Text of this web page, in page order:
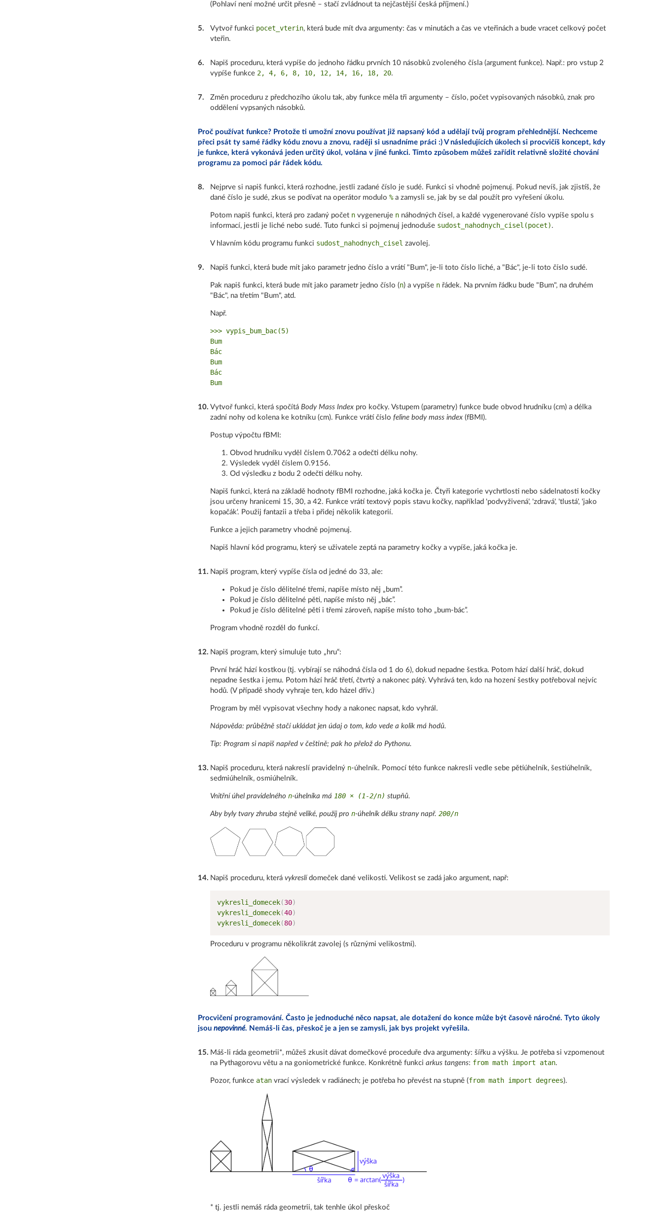
(Pohlaví není možné určit přesně – stačí zvládnout ta nejčastější česká příjmení.)
5. Vytvoř funkci pocet_vterin, která bude mít dva argumenty: čas v minutách a čas ve vteřinách a bude vracet celkový počet
vteřin.
6.
Napiš proceduru, která vypíše do jednoho řádku prvních 10 násobků zvoleného čísla (argument funkce). Např.: pro vstup 2
vypíše funkce 2, 4, 6, 8, 10, 12, 14, 16, 18, 20.
7.
Změn proceduru z předchozího úkolu tak, aby funkce měla tři argumenty – číslo, počet vypisovaných násobků, znak pro
oddělení vypsaných násobků.
Proč používat funkce? Protože ti umožní znovu používat již napsaný kód a udělají tvůj program přehlednější. Nechceme
přeci psát ty samé řádky kódu znovu a znovu, raději si usnadníme práci :) V následujících úkolech si procvičíš koncept, kdy
je funkce, která vykonává jeden určitý úkol, volána v jiné funkci. Tímto způsobem můžeš zařídit relativně složité chování
programu za pomoci pár řádek kódu.
8.
Nejprve si napiš funkci, která rozhodne, jestli zadané číslo je sudé. Funkci si vhodně pojmenuj. Pokud nevíš, jak zjistíš, že
dané číslo je sudé, zkus se podívat na operátor modulo %a zamysli se, jak by se dal použít pro vyřešení úkolu.
Potom napiš funkci, která pro zadaný počet nvygeneruje nnáhodných čísel, a každé vygenerované číslo vypíše spolu s
informací, jestli je liché nebo sudé. Tuto funkci si pojmenuj jednoduše sudost_nahodnych_cisel(pocet) .
V hlavním kódu programu funkci sudost_nahodnych_cisel zavolej.
9. Napiš funkci, která bude mít jako parametr jedno číslo a vrátí "Bum", je-li toto číslo liché, a "Bác", je-li toto číslo sudé.
Pak napiš funkci, která bude mít jako parametr jedno číslo (n) a vypíše nřádek. Na prvním řádku bude "Bum", na druhém
"Bác", na třetím "Bum", atd.
Např.
>>> vypis_bum_bac(5)
Bum
Bác
Bum
Bác
Bum
10. Vytvoř funkci, která spočítá Body Mass Indexpro kočky. Vstupem (parametry) funkce bude obvod hrudníku (cm) a délka
zadní nohy od kolena ke kotníku (cm). Funkce vrátí číslo feline body mass index(fBMI).
Postup výpočtu fBMI:
Obvod hrudníku vyděl číslem 0.7062 a odečti délku nohy.
Výsledek vyděl číslem 0.9156.
Od výsledku z bodu 2 odečti délku nohy.
Napiš funkci, která na základě hodnoty fBMI rozhodne, jaká kočka je. Čtyři kategorie vychrtlosti nebo sádelnatosti kočky
jsou určeny hranicemi 15, 30, a 42. Funkce vrátí textový popis stavu kočky, například 'podvyživená', 'zdravá', 'tlustá', 'jako
kopačák'. Použij fantazii a třeba i přidej několik kategorií.
Funkce a jejich parametry vhodně pojmenuj.
Napiš hlavní kód programu, který se uživatele zeptá na parametry kočky a vypíše, jaká kočka je.
11. Napiš program, který vypíše čísla od jedné do 33, ale:
Pokud je číslo dělitelné třemi, napíše místo něj „bum”.
Pokud je číslo dělitelné pěti, napíše místo něj „bác”.
Pokud je číslo dělitelné pěti i třemi zároveň, napíše místo toho „bum-bác”.
Program vhodně rozděl do funkcí.
12. Napiš program, který simuluje tuto „hru“:
První hráč hází kostkou (tj. vybírají se náhodná čísla od 1 do 6), dokud nepadne šestka. Potom hází další hráč, dokud
nepadne šestka i jemu. Potom hází hráč třetí, čtvrtý a nakonec pátý. Vyhrává ten, kdo na hození šestky potřeboval nejvíc
hodů. (V případě shody vyhraje ten, kdo házel dřív.)
Program by měl vypisovat všechny hody a nakonec napsat, kdo vyhrál.
Nápověda: průběžně stačí ukládat jen údaj o tom, kdo vede a kolik má hodů.
Tip: Program si napiš napřed v češtině; pak ho přelož do Pythonu.
13. Napiš proceduru, která nakreslí pravidelný n-úhelník. Pomocí této funkce nakresli vedle sebe pětiúhelník, šestiúhelník,
sedmiúhelník, osmiúhelník.
Vnitřní úhel pravidelného n-úhelníka má 180 × (1-2/n) stupňů.
Aby byly tvary zhruba stejně veliké, použij pro n-úhelník délku strany např. 200/n
14. Napiš proceduru, která vykreslídomeček dané velikosti. Velikost se zadá jako argument, např:
vykresli_domecek(30)
vykresli_domecek(40)
vykresli_domecek(80)
Proceduru v programu několikrát zavolej (s různými velikostmi).
Procvičení programování. Často je jednoduché něco napsat, ale dotažení do konce může být časově náročné. Tyto úkoly
jsou nepovinné. Nemáš-li čas, přeskoč je a jen se zamysli, jak bys projekt vyřešila.
15. Máš-li ráda geometrii*, můžeš zkusit dávat domečkové proceduře dva argumenty: šířku a výšku. Je potřeba si vzpomenout
na Pythagorovu větu a na goniometrické funkce. Konkrétně funkci arkus tangens: from math import atan.
Pozor, funkce atanvrací výsledek v radiánech; je potřeba ho převést na stupně (from math import degrees).
* tj. jestli nemáš ráda geometrii, tak tenhle úkol přeskoč